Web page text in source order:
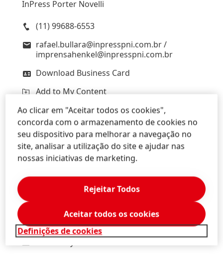
InPress Porter Novelli
(11) 99688-6553
rafael.bullara@inpresspni.com.br /
imprensahenkel@inpresspni.com.br
Download Business Card
Add to My Content
Taís Barros
InPress Porter Novelli
(11) 98326-0132
Download Business Card
Ao clicar em "Aceitar todos os cookies",
concorda com o armazenamento de cookies no
seu dispositivo para melhorar a navegação no
site, analisar a utilização do site e ajudar nas
nossas iniciativas de marketing.
Definições de cookies
Rejeitar Todos
Aceitar todos os cookies